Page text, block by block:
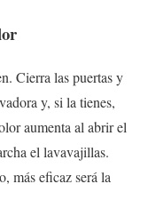
Cierra las puertas y
y, si la tienes,
aumenta al abrir el
el lavavajillas.
más eficaz será la